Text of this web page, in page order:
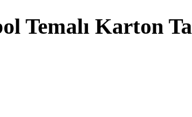
Temalı Karton